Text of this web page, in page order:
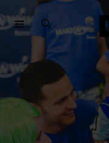
la
meniu
la
conținut